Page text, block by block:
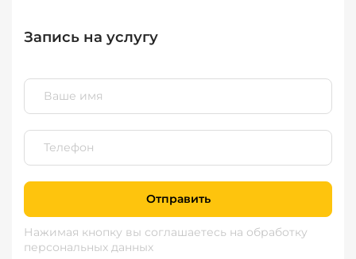
Запись на услугу
Отправить
Нажимая кнопку вы соглашаетесь на обработку
персональных данных